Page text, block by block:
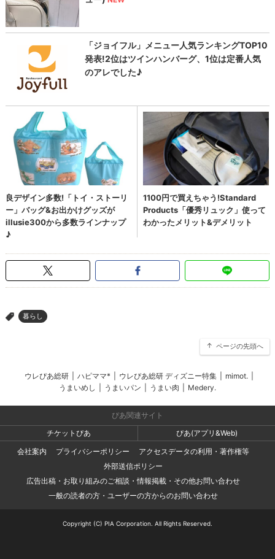
> 暮らし
ページの先頭へ
ウレぴあ総研 ハピママ* ウレぴあ総研 ディズニー特集 mimot.
うまいめし
うまいパン うまい肉 Medery.
ぴあ関連サイト
チケットぴあ
ぴあ(アプリ&Web)
会社案内
プライバシーポリシー
アクセスデータの利用・著作権等
外部送信ポリシー
広告出稿・お取り組みのご相談・情報掲載・その他お問い合わせ
一般の読者の方・ユーザーの方からのお問い合わせ
Copyright (C) PIA Corporation. All Rights Reserved.